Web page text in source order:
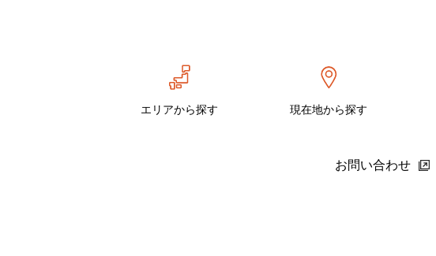
エリアから探す 現在地から探す
お問い合わせ